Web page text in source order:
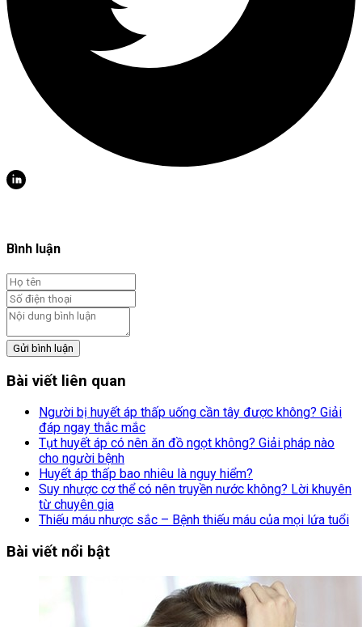
Bình luận
Gửi bình luận
Bài viết liên quan
Người bị huyết áp thấp uống cần tây được không? Giải
đáp ngay thắc mắc
Tụt huyết áp có nên ăn đồ ngọt không? Giải pháp nào
cho người bệnh
Huyết áp thấp bao nhiêu là nguy hiểm?
Suy nhược cơ thể có nên truyền nước không? Lời khuyên
từ chuyên gia
Thiếu máu nhược sắc – Bệnh thiếu máu của mọi lứa tuổi
Bài viết nổi bật